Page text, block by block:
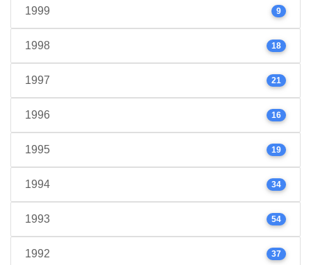
1999 9
1998 18
1997 21
1996 16
1995 19
1994 34
1993 54
1992 37